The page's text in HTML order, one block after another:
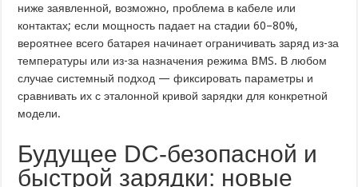
ниже заявленной, возможно, проблема в кабеле или
контактах; если мощность падает на стадии 60–80%,
вероятнее всего батарея начинает ограничивать заряд из-за
температуры или из-за назначения режима BMS. В любом
случае системный подход — фиксировать параметры и
сравнивать их с эталонной кривой зарядки для конкретной
модели.
Будущее DC-безопасной и
быстрой зарядки: новые